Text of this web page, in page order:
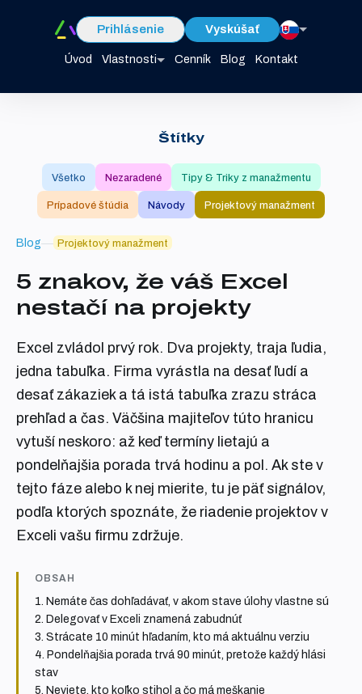
Úvod Vlastnosti Cenník Blog Kontakt
Prihlásenie Vyskúšať
Blog Projektový manažment
5 znakov, že váš Excel
nestačí na projekty
Excel zvládol prvý rok. Dva projekty, traja ľudia,
jedna tabuľka. Firma vyrástla na desať ľudí a
desať zákaziek a tá istá tabuľka zrazu stráca
prehľad a čas. Väčšina majiteľov túto hranicu
vytuší neskoro: až keď termíny lietajú a
pondelňajšia porada trvá hodinu a pol. Ak ste v
tejto fáze alebo k nej mierite, tu je päť signálov,
podľa ktorých spoznáte, že riadenie projektov v
Exceli vašu firmu zdržuje.
OBSAH
1. Nemáte čas dohľadávať, v akom stave úlohy vlastne sú
2. Delegovať v Exceli znamená zabudnúť
3. Strácate 10 minút hľadaním, kto má aktuálnu verziu
4. Pondelňajšia porada trvá 90 minút, pretože každý hlási
stav
5. Neviete, kto koľko stihol a čo má meškanie
Štítky
Všetko Nezaradené Tipy & Triky z manažmentu
Prípadové štúdia Návody Projektový manažment